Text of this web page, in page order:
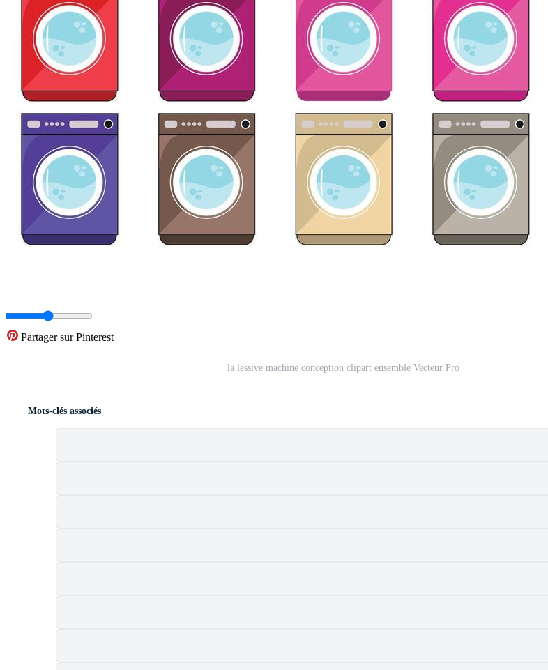
Partager sur Pinterest
la lessive machine conception clipart ensemble Vecteur Pro
Mots-clés associés